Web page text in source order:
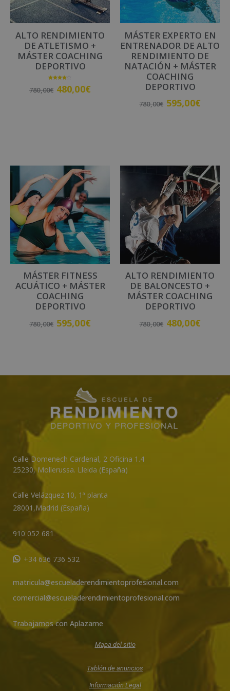
i
v
eALTO RENDIMIENTO
DE ATLETISMO +
MÁSTER COACHING
DEPORTIVO
con
4.00
780,00€ 480,00€
MÁSTER EXPERTO EN
ENTRENADOR DE ALTO
RENDIMIENTO DE
NATACIÓN + MÁSTER
COACHING
DEPORTIVO
780,00€ 595,00€
MÁSTER FITNESS
ACUÁTICO + MÁSTER
COACHING
DEPORTIVO
780,00€ 595,00€
ALTO RENDIMIENTO
DE BALONCESTO +
MÁSTER COACHING
DEPORTIVO
780,00€ 480,00€
Calle Domenech Cardenal, 2 Oficina 1.4
25230, Mollerussa. Lleida (España)
Calle Velázquez 10, 1ª planta
28001,Madrid (España)
910 052 681
+34 636 736 532
matricula@escueladerendimientoprofesional.com
comercial@escueladerendimientoprofesional.com
Trabajamos con Aplazame
Mapa del sitio
Tablón de anuncios
Información Legal